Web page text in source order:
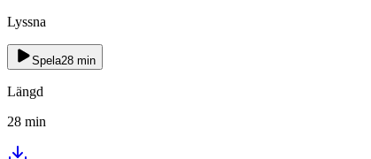
Lyssna
Spela28 min
Längd
28 min